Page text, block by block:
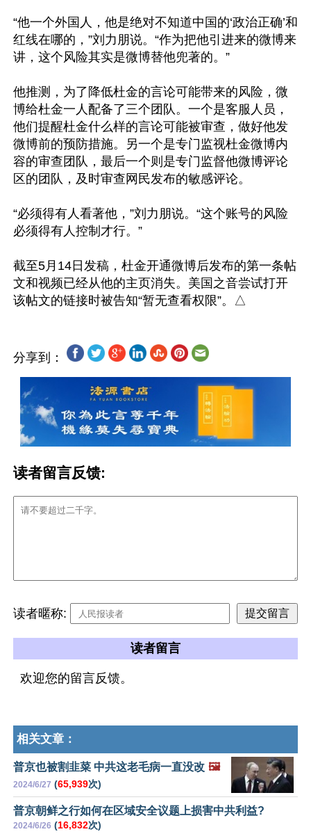
“他一个外国人，他是绝对不知道中国的‘政治正确’和
红线在哪的，”刘力朋说。“作为把他引进来的微博来
讲，这个风险其实是微博替他兜著的。”
他推测，为了降低杜金的言论可能带来的风险，微
博给杜金一人配备了三个团队。一个是客服人员，
他们提醒杜金什么样的言论可能被审查，做好他发
微博前的预防措施。另一个是专门监视杜金微博内
容的审查团队，最后一个则是专门监督他微博评论
区的团队，及时审查网民发布的敏感评论。
“必须得有人看著他，”刘力朋说。“这个账号的风险
必须得有人控制才行。”
截至5月14日发稿，杜金开通微博后发布的第一条帖
文和视频已经从他的主页消失。美国之音尝试打开
分享到：
读者留言反馈:
读者暱称:
读者留言
欢迎您的留言反馈。
相关文章：
普京也被割韭菜 中共这老毛病一直没改 🖼️
2024/6/27 (65,939次)
普京朝鲜之行如何在区域安全议题上损害中共利益?
2024/6/26 (16,832次)